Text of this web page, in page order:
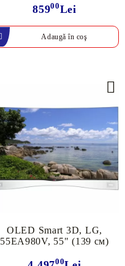
85900Lei
OLED Smart 3D, LG,
55EA980V, 55" (139 см)
00